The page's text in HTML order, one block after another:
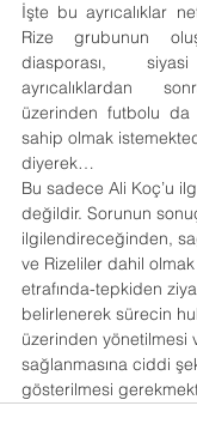
İşte bu ayrıcalıklar
Rize grubunun
diasporası,
ayrıcalıklardan
üzerinden futbolu da
sahip olmak
diyerek…
Bu sadece Ali Koç’u
değildir. Sorunun
ilgilendireceğinden,
ve Rizeliler dahil
etrafında-tepkiden
belirlenerek sürecin
üzerinden yönetilmesi
sağlanmasına ciddi
gösterilmesi